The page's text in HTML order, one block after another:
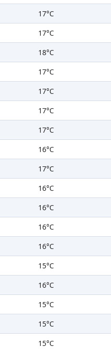
17°C
17°C
18°C
17°C
17°C
17°C
17°C
16°C
17°C
16°C
16°C
16°C
16°C
15°C
16°C
15°C
15°C
15°C